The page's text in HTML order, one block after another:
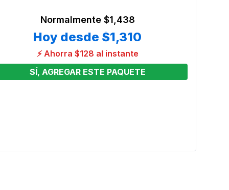
Normalmente $1,438
Hoy desde $1,310
⚡ Ahorra $128 al instante
SÍ, AGREGAR ESTE PAQUETE